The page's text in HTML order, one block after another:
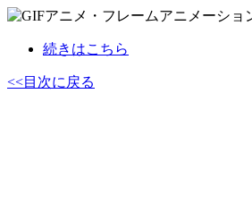
続きはこちら
<<目次に戻る